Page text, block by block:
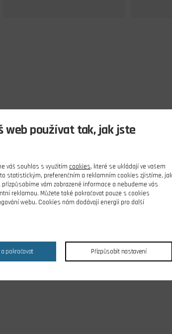
web používat tak, jak jste
váš souhlas s využitím cookies, které se ukládají ve vašem
statistickým, preferenčním a reklamním cookies zjistíme, jak
přizpůsobíme vám zobrazené informace a nebudeme vás
reklamou. Můžete také pokračovat pouze s cookies
webu. Cookies nám dodávají energii pro další
pokračovat Přizpůsobit nastavení